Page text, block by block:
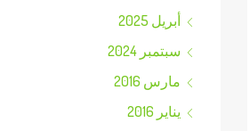
أبريل 2025
سبتمبر 2024
مارس 2016
يناير 2016